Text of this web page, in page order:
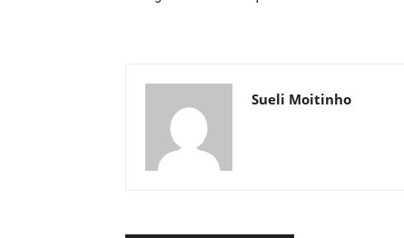
Sueli Moitinho